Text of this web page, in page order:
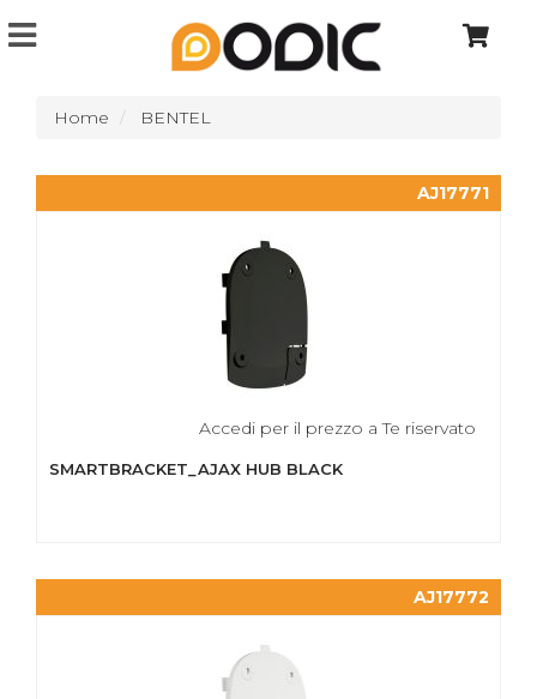
Home BENTEL
AJ17771
Accedi per il prezzo a Te riservato
SMARTBRACKET_AJAX HUB BLACK
AJ17772